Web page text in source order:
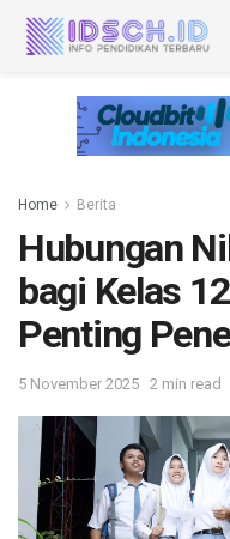
Home Berita
Hubungan
bagi Kelas
Penting
5 November 2025 2 min read